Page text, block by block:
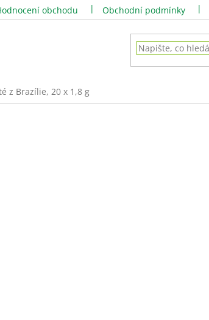
obchodu Obchodní podmínky
z Brazílie, 20 x 1,8 g